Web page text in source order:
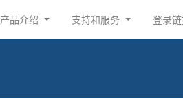
产品介绍 支持和服务 登录